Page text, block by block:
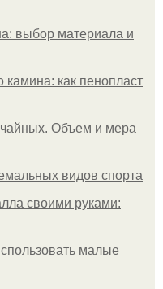
выбор материала и
как пенопласт
чайных. Объем и мера
видов спорта
своими руками:
малые